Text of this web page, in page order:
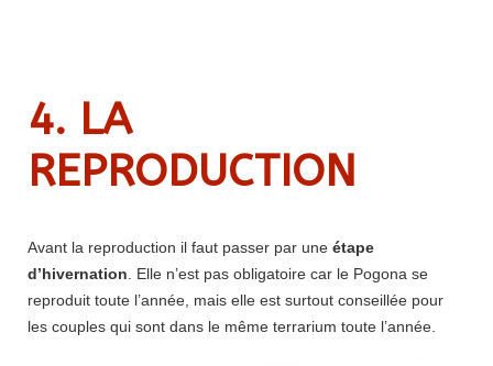
4. LA
REPRODUCTION
Avant la reproduction il faut passer par une étape
d’hivernation . Elle n’est pas obligatoire car le Pogona se
reproduit toute l’année, mais elle est surtout conseillée pour
les couples qui sont dans le même terrarium toute l’année.